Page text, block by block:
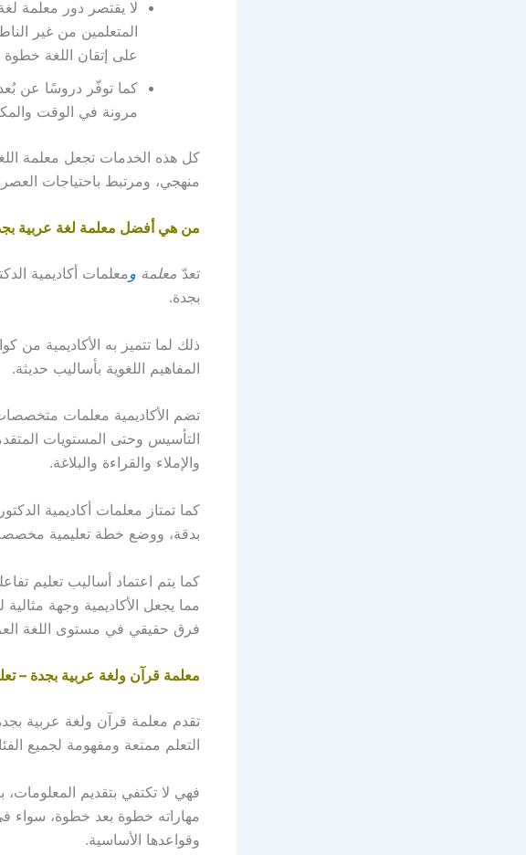
لا يقتصر دور معلمة
المتعلمين من غير
على إتقان اللغة
كما توفّر دروسًا عن بُعد
مرونة في الوقت
كل هذه الخدمات تجعل معلمة
منهجي، ومرتبط باحتياجات
من هي أفضل معلمة لغة عربية
تعدّ معلمة ومعلمات أكاديمية
بجدة.
ذلك لما تتميز به الأكاديمية من
المفاهيم اللغوية بأساليب حديثة.
تضم الأكاديمية معلمات متخصصات
التأسيس وحتى المستويات
والإملاء والقراءة والبلاغة.
كما تمتاز معلمات أكاديمية
بدقة، ووضع خطة تعليمية
كما يتم اعتماد أساليب تعليم
مما يجعل الأكاديمية وجهة
فرق حقيقي في مستوى اللغة
معلمة قرآن ولغة عربية بجدة –
تقدم معلمة قرآن ولغة عربية
التعلم ممتعة ومفهومة لجميع
فهي لا تكتفي بتقديم
مهاراته خطوة بعد خطوة، سواء في
وقواعدها الأساسية.